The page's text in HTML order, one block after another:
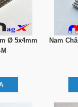
Ø 5x4mm
Nam